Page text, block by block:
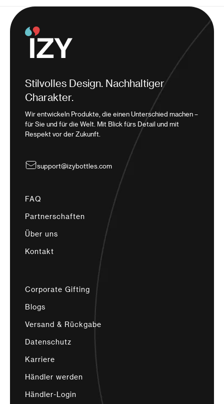
Stilvolles Design. Nachhaltiger
Charakter.
Wir entwickeln Produkte, die einen Unterschied machen –
für Sie und für die Welt. Mit Blick fürs Detail und mit
Respekt vor der Zukunft.
support@izybottles.com
FAQ
Partnerschaften
Über uns
Kontakt
Corporate Gifting
Blogs
Versand & Rückgabe
Datenschutz
Karriere
Händler werden
Händler-Login